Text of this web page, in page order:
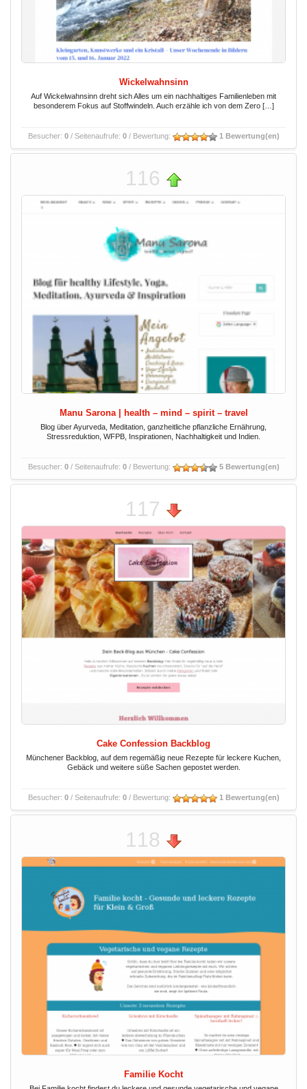
Wickelwahnsinn
Auf Wickelwahnsinn dreht sich Alles um ein nachhaltiges Familienleben mit
besonderem Fokus auf Stoffwindeln. Auch erzähle ich von dem Zero […]
Besucher: 0/ Seitenaufrufe: 0/ Bewertung: 1 Bewertung(en)
116
Manu Sarona | health – mind – spirit – travel
Blog über Ayurveda, Meditation, ganzheitliche pflanzliche Ernährung,
Stressreduktion, WFPB, Inspirationen, Nachhaltigkeit und Indien.
Besucher: 0/ Seitenaufrufe: 0/ Bewertung: 5 Bewertung(en)
117
Cake Confession Backblog
Münchener Backblog, auf dem regemäßig neue Rezepte für leckere Kuchen,
Gebäck und weitere süße Sachen gepostet werden.
Besucher: 0/ Seitenaufrufe: 0/ Bewertung: 1 Bewertung(en)
118
Familie Kocht